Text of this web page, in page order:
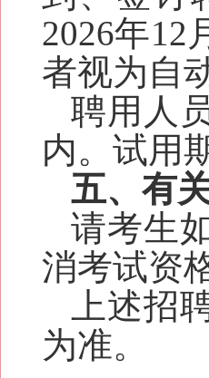
2026年12
者视为自
聘用人
内。试用
五、有
请考生
消考试资
上述招
为准。